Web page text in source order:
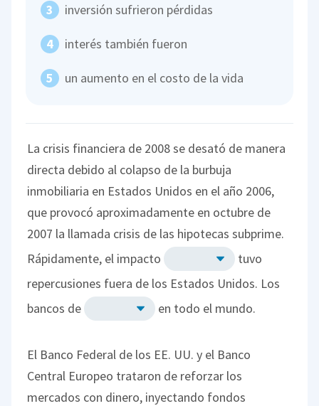
inversión sufrieron pérdidas
interés también fueron
un aumento en el costo de la vida
La crisis financiera de 2008 se desató de manera
directa debido al colapso de la burbuja
inmobiliaria en Estados Unidos en el año 2006,
que provocó aproximadamente en octubre de
2007 la llamada crisis de las hipotecas subprime.
Rápidamente, el impacto
tuvo
repercusiones fuera de los Estados Unidos. Los
bancos de
en todo el mundo.
El Banco Federal de los EE. UU. y el Banco
Central Europeo trataron de reforzar los
mercados con dinero, inyectando fondos